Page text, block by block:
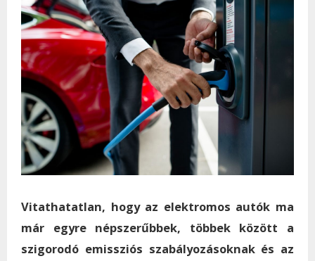
Vitathatatlan, hogy az elektromos autók ma
már egyre népszerűbbek, többek között a
szigorodó emissziós szabályozásoknak és az